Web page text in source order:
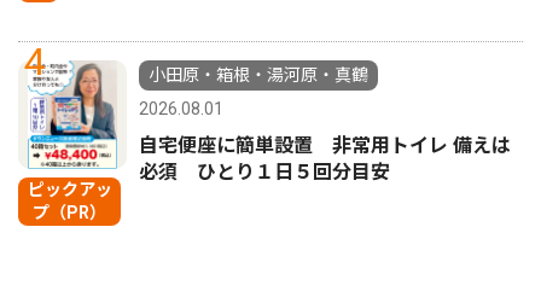
4
ピックアッ
プ（PR）
小田原・箱根・湯河原・真鶴
2026.08.01
自宅便座に簡単設置 非常用トイレ 備えは
必須 ひとり１日５回分目安